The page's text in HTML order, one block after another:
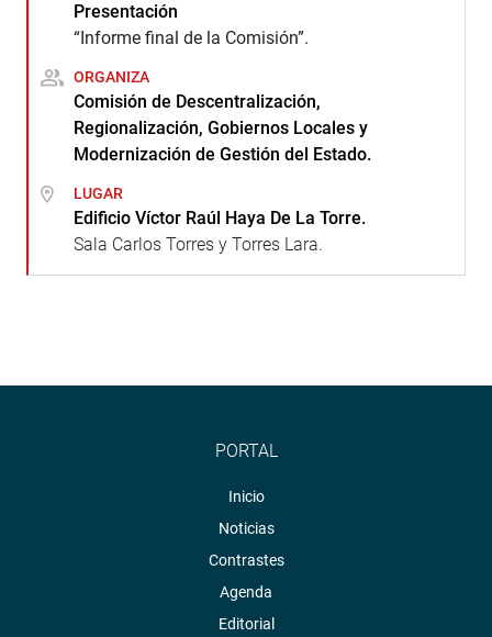
Presentación
“Informe final de la Comisión”.
ORGANIZA
Comisión de Descentralización,
Regionalización, Gobiernos Locales y
Modernización de Gestión del Estado.
LUGAR
Edificio Víctor Raúl Haya De La Torre.
Sala Carlos Torres y Torres Lara.
PORTAL
Inicio
Noticias
Contrastes
Agenda
Editorial